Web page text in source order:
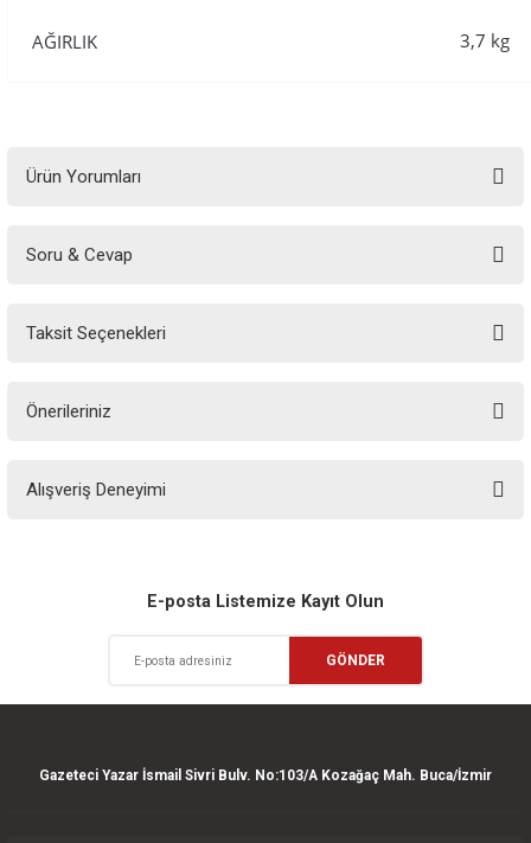
AĞIRLIK 3,7 kg
Ürün Yorumları
Soru & Cevap
Taksit Seçenekleri
Önerileriniz
yetersiz gördüğünüz noktaları öneri formunu kullanarak tarafımıza
Ürün resmi kalitesiz, bozuk veya görüntülenemiyor.
Ürün açıklamasında eksik bilgiler bulunuyor.
Ürün bilgilerinde hatalar bulunuyor.
Ürün fiyatı diğer sitelerden daha pahalı.
Alışveriş Deneyimi
Deneyimini Paylaş
E-posta Listemize Kayıt Olun
GÖNDER
Gazeteci Yazar İsmail Sivri Bulv. No:103/A Kozağaç Mah. Buca/İzmir